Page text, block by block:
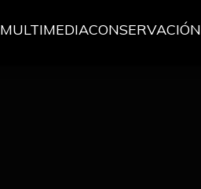
MULTIMEDIACONSERVACIÓN